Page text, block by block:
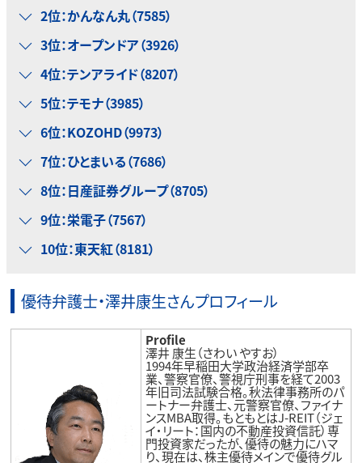
2位：かんなん丸（7585）
3位：オープンドア（3926）
4位：テンアライド（8207）
5位：テモナ（3985）
6位：KOZOHD（9973）
7位：ひとまいる（7686）
8位：日産証券グループ（8705）
9位：栄電子（7567）
10位：東天紅（8181）
優待弁護士・澤井康生さんプロフィール
Profile
澤井 康生（さわい やすお）
1994年早稲田大学政治経済学部卒
業、警察官僚、警視庁刑事を経て2003
年旧司法試験合格。秋法律事務所のパ
ートナー弁護士、元警察官僚、ファイナ
ンスMBA取得。もともとはJ-REIT（ジェ
イ・リート：国内の不動産投資信託）専
門投資家だったが、優待の魅力にハマ
り、現在は、株主優待メインで優待グル